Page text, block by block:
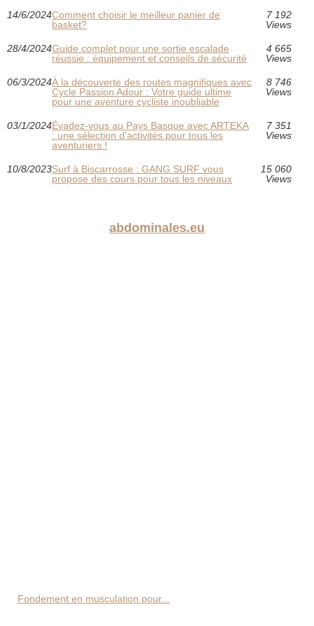
14/6/2024Comment choisir le meilleur panier de
basket?
7 192
Views
28/4/2024Guide complet pour une sortie escalade
réussie : équipement et conseils de sécurité
4 665
Views
06/3/2024À la découverte des routes magnifiques avec
Cycle Passion Adour : Votre guide ultime
pour une aventure cycliste inoubliable
8 746
Views
03/1/2024Évadez-vous au Pays Basque avec ARTEKA
: une sélection d'activités pour tous les
aventuriers !
7 351
Views
10/8/2023Surf à Biscarrosse : GANG SURF vous
propose des cours pour tous les niveaux
15 060
Views
abdominales.eu
Fondement en musculation pour...